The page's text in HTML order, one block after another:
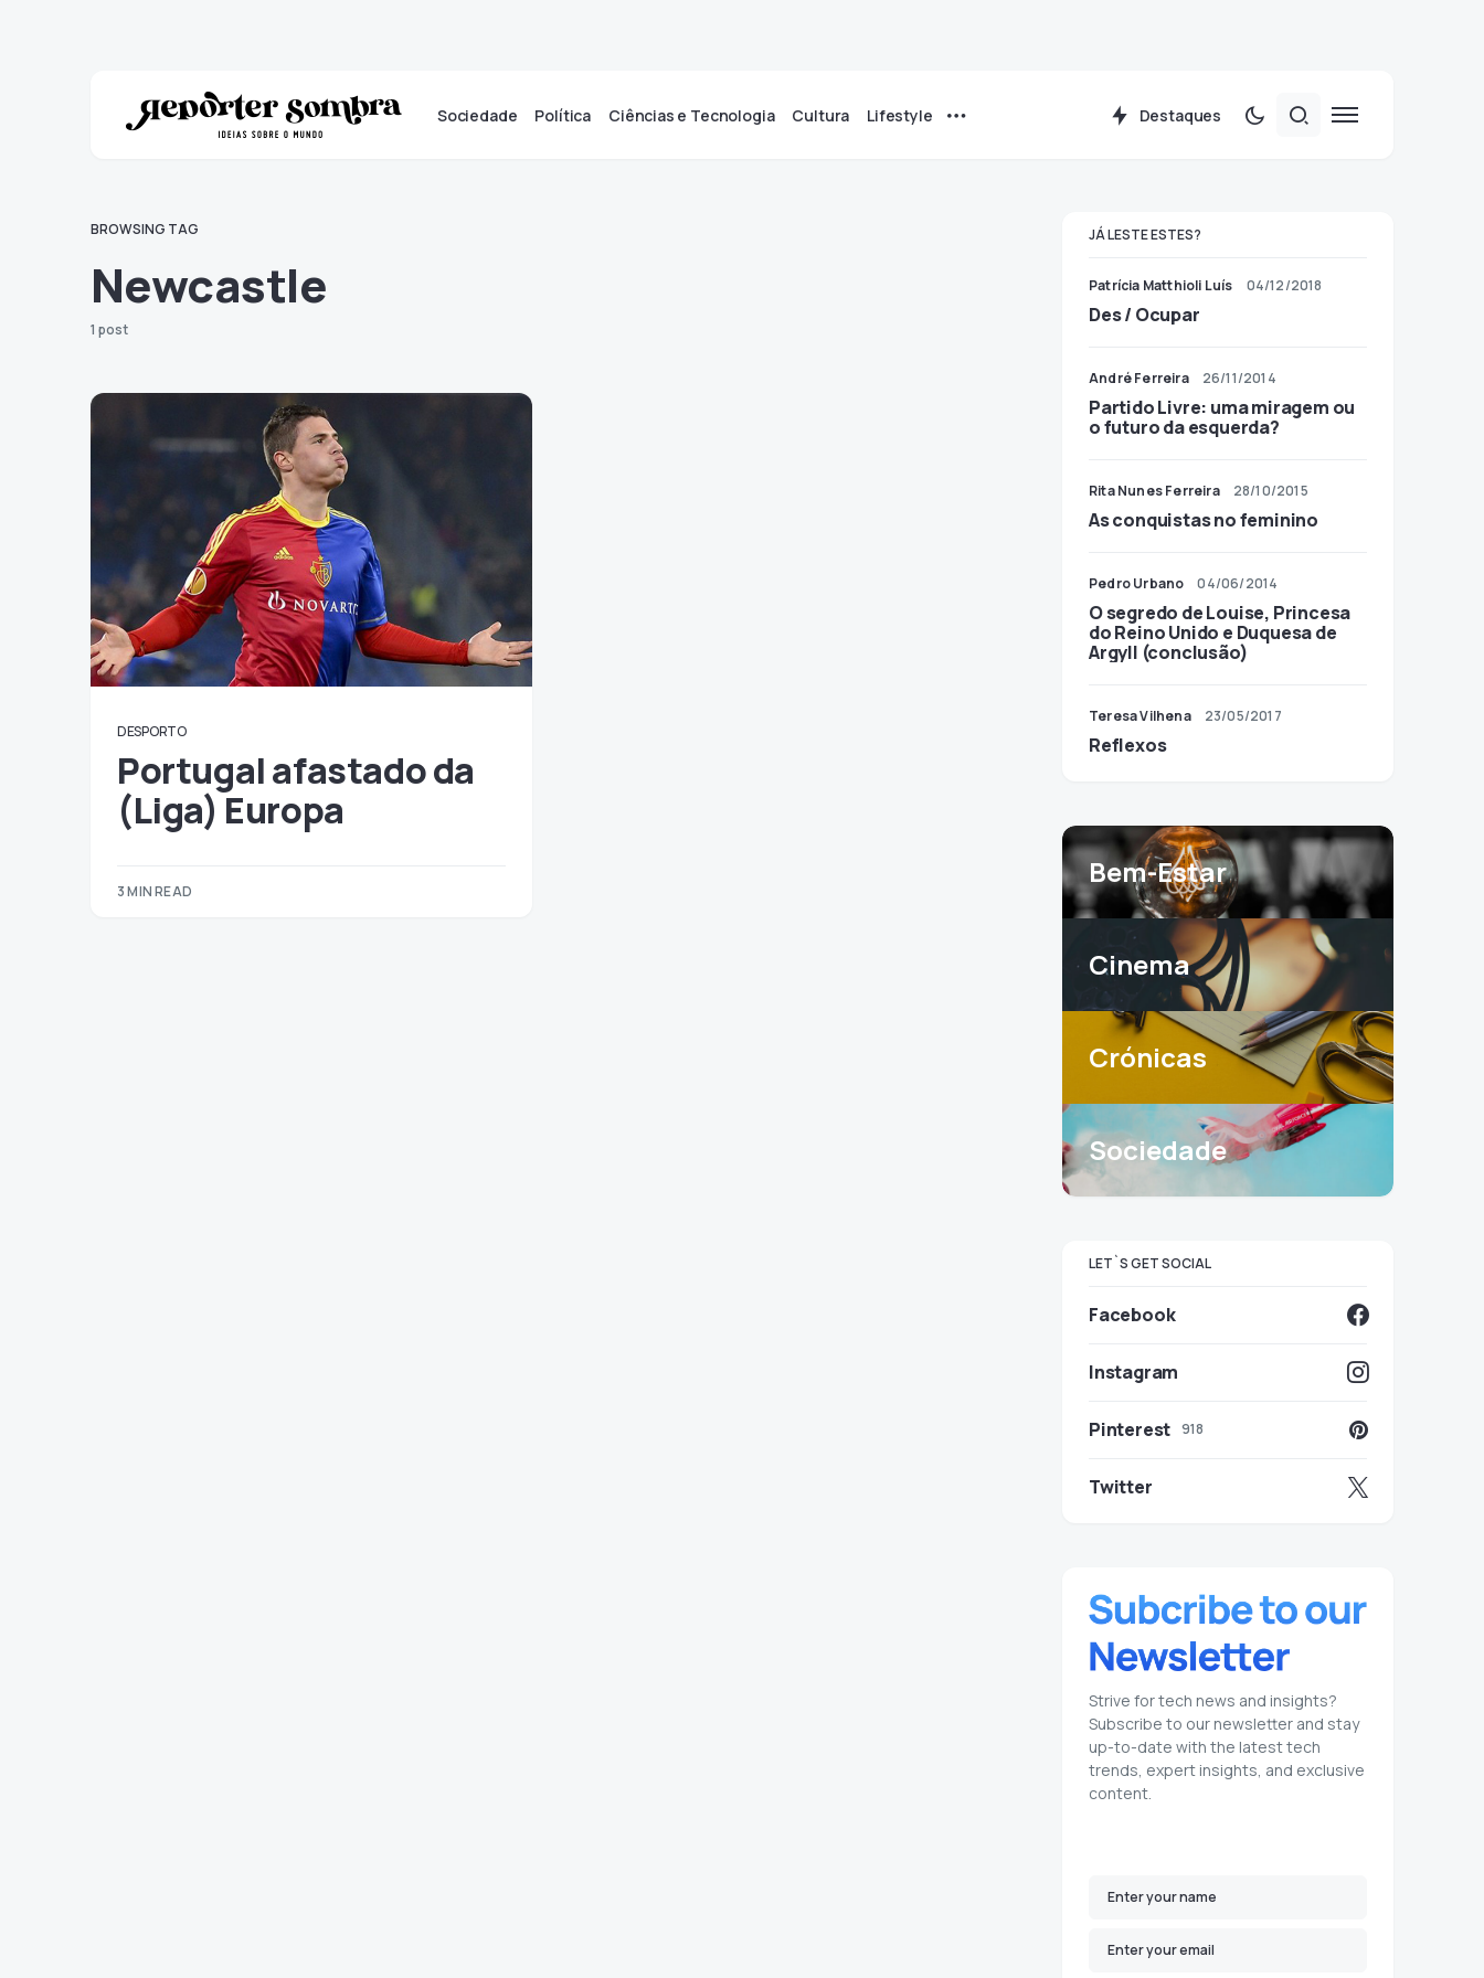
Sociedade Política Ciências e Tecnologia Cultura Lifestyle Destaques
BROWSING TAG
Newcastle
1 post
DESPORTO
Portugal afastado da
(Liga) Europa
3 MIN READ
JÁ LESTE ESTES?
Patrícia Matthioli Luís 04/12/2018
Des / Ocupar
André Ferreira 26/11/2014
Partido Livre: uma miragem ou
o futuro da esquerda?
Rita Nunes Ferreira 28/10/2015
As conquistas no feminino
Pedro Urbano 04/06/2014
O segredo de Louise, Princesa
do Reino Unido e Duquesa de
Argyll (conclusão)
Teresa Vilhena 23/05/2017
Reflexos
Bem-Estar
Cinema
Crónicas
Sociedade
LET`S GET SOCIAL
Facebook
Instagram
Pinterest 918
Twitter
Strive for tech news and insights?
Subscribe to our newsletter and stay
up-to-date with the latest tech
trends, expert insights, and exclusive
content.